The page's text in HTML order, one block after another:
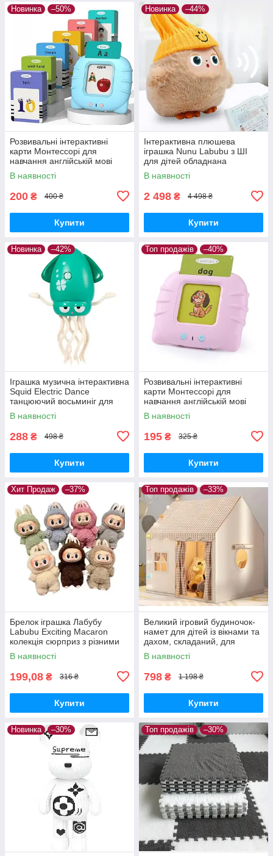
Новинка –50%
Розвивальні інтерактивні
карти Монтессорі для
навчання англійській мові
Блакитний
В наявності
200 ₴ 400 ₴
Купити
Новинка –44%
Інтерактивна плюшева
іграшка Nunu Labubu з ШІ
для дітей обладнана
світлодіодними очима та
здатністю адаптувати
В наявності
2 498 ₴ 4 498 ₴
Купити
Новинка –42%
Іграшка музична інтерактивна
Squid Electric Dance
танцюючий восьминіг для
малюків Зелений
В наявності
288 ₴ 498 ₴
Купити
Топ продажів –40%
Розвивальні інтерактивні
карти Монтессорі для
навчання англійській мові
Рожевий
В наявності
195 ₴ 325 ₴
Купити
Хит Продаж –37%
Брелок іграшка Лабубу
Labubu Exciting Macaron
колекція сюрприз з різними
кольорами
В наявності
199,08 ₴ 316 ₴
Купити
Топ продажів –33%
Великий ігровий будиночок-
намет для дітей із вікнами та
дахом, складаний, для
приміщення та вулиці
В наявності
798 ₴ 1 198 ₴
Купити
Новинка –30% Топ продажів –30%